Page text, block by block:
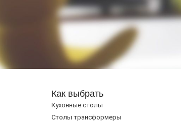
Как выбрать
Кухонные столы
Cтолы трансформеры